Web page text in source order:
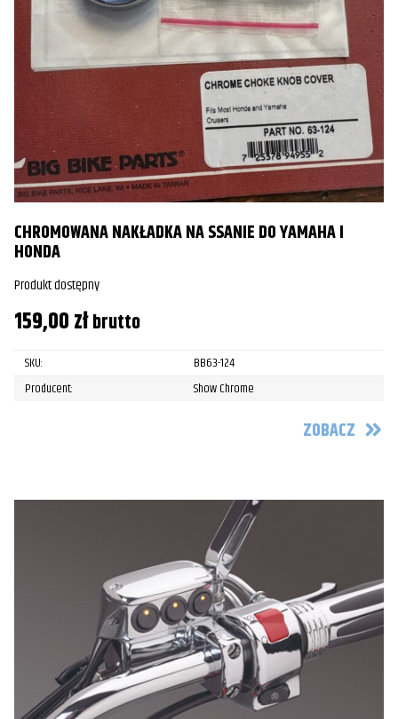
CHROMOWANA NAKŁADKA NA SSANIE DO YAMAHA I
HONDA
Produkt dostępny
159,00złbrutto
SKU:
BB63-124
Producent:
Show Chrome
ZOBACZ